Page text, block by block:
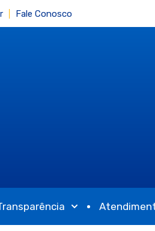
Fale Conosco